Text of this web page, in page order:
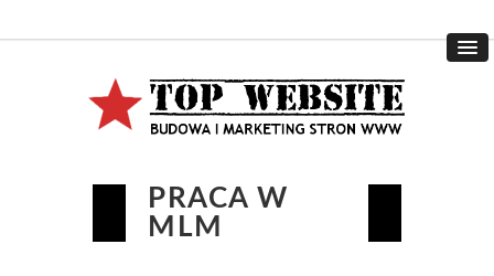
PRACA W
MLM